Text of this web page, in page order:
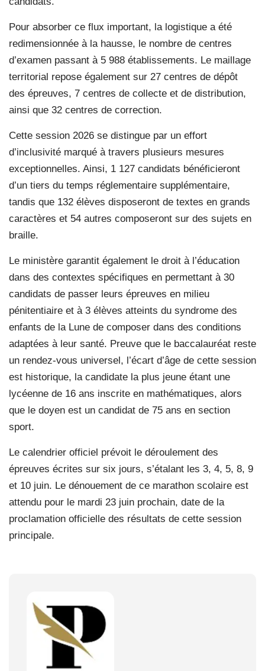
Pour absorber ce flux important, la logistique a été
redimensionnée à la hausse, le nombre de centres
d’examen passant à 5 988 établissements. Le maillage
territorial repose également sur 27 centres de dépôt
des épreuves, 7 centres de collecte et de distribution,
ainsi que 32 centres de correction.
Cette session 2026 se distingue par un effort
d’inclusivité marqué à travers plusieurs mesures
exceptionnelles. Ainsi, 1 127 candidats bénéficieront
d’un tiers du temps réglementaire supplémentaire,
tandis que 132 élèves disposeront de textes en grands
caractères et 54 autres composeront sur des sujets en
braille.
Le ministère garantit également le droit à l’éducation
dans des contextes spécifiques en permettant à 30
candidats de passer leurs épreuves en milieu
pénitentiaire et à 3 élèves atteints du syndrome des
enfants de la Lune de composer dans des conditions
adaptées à leur santé. Preuve que le baccalauréat reste
un rendez-vous universel, l’écart d’âge de cette session
est historique, la candidate la plus jeune étant une
lycéenne de 16 ans inscrite en mathématiques, alors
que le doyen est un candidat de 75 ans en section
sport.
Le calendrier officiel prévoit le déroulement des
épreuves écrites sur six jours, s’étalant les 3, 4, 5, 8, 9
et 10 juin. Le dénouement de ce marathon scolaire est
attendu pour le mardi 23 juin prochain, date de la
proclamation officielle des résultats de cette session
principale.